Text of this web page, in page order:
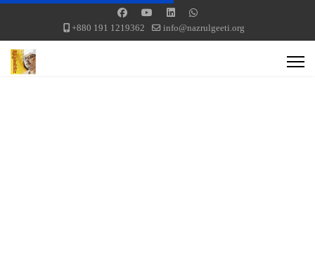
+880 191 1219362 info@nazrulgeeti.org